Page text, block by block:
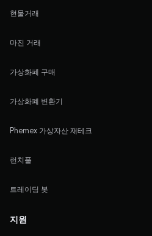
현물거래
마진 거래
가상화폐 구매
가상화폐 변환기
Phemex 가상자산 재테크
런치풀
트레이딩 봇
지원